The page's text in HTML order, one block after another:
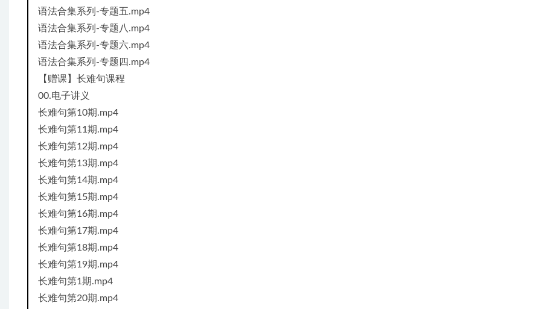
语法合集系列-专题五.mp4
语法合集系列-专题八.mp4
语法合集系列-专题六.mp4
语法合集系列-专题四.mp4
【赠课】长难句课程
00.电子讲义
长难句第10期.mp4
长难句第11期.mp4
长难句第12期.mp4
长难句第13期.mp4
长难句第14期.mp4
长难句第15期.mp4
长难句第16期.mp4
长难句第17期.mp4
长难句第18期.mp4
长难句第19期.mp4
长难句第1期.mp4
长难句第20期.mp4